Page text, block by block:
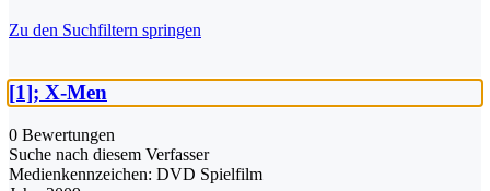
Zu den Suchfiltern springen
[1]; X-Men
0 Bewertungen
Suche nach diesem Verfasser
Medienkennzeichen: DVD Spielfilm